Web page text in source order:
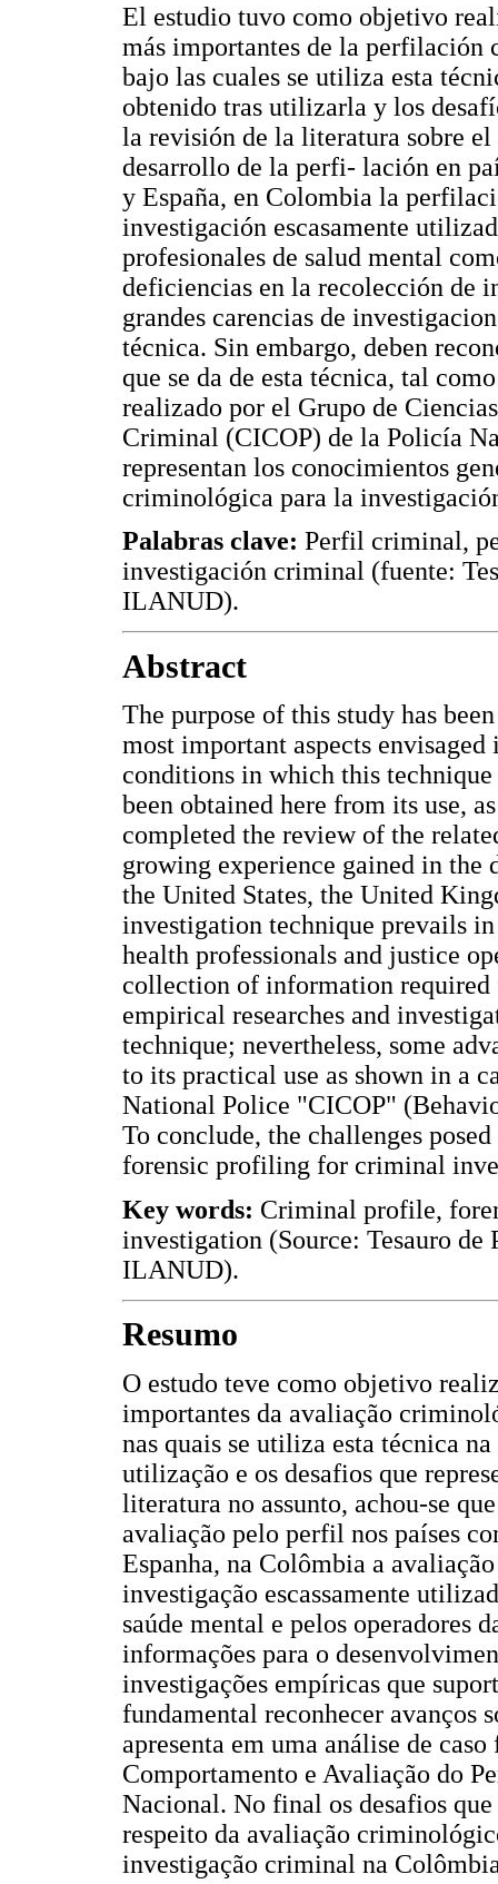
El estudio tuvo como objetivo
más importantes de la
bajo las cuales se utiliza esta
obtenido tras utilizarla y los
la revisión de la literatura sobre el
desarrollo de la perfi- lación en
y España, en Colombia la
investigación escasamente
profesionales de salud mental
deficiencias en la recolección de
grandes carencias de
técnica. Sin embargo, deben
que se da de esta técnica, tal
realizado por el Grupo de
Criminal (CICOP) de la Policía
representan los conocimientos
criminológica para la
Palabras clave: Perfil criminal,
investigación criminal (fuente:
ILANUD).
Abstract
The purpose of this study has
most important aspects
conditions in which this
been obtained here from its use,
completed the review of the
growing experience gained in
the United States, the United
investigation technique prevails
health professionals and justice
collection of information
empirical researches and
technique; nevertheless, some
to its practical use as shown in a
National Police "CICOP"
To conclude, the challenges
forensic profiling for criminal
Key words: Criminal profile,
investigation (Source: Tesauro
ILANUD).
Resumo
O estudo teve como objetivo
importantes da avaliação
nas quais se utiliza esta técnica
utilização e os desafios que
literatura no assunto, achou-se
avaliação pelo perfil nos países
Espanha, na Colômbia a
investigação escassamente
saúde mental e pelos operadores
informações para o
investigações empíricas que
fundamental reconhecer avanços
apresenta em uma análise de
Comportamento e Avaliação do
Nacional. No final os desafios
respeito da avaliação
investigação criminal na